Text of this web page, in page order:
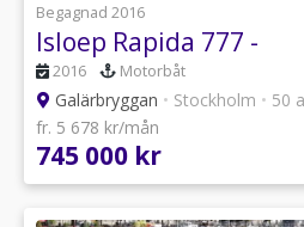
Begagnad 2016
Isloep Rapida 777 -
2016 Motorbåt
Galärbryggan • Stockholm • 50
fr. 5 678 kr/mån
745 000 kr